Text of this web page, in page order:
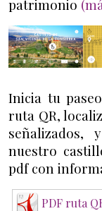
patrimonio
Inicia tu
ruta QR,
nuestro
pdf con
PDF ruta